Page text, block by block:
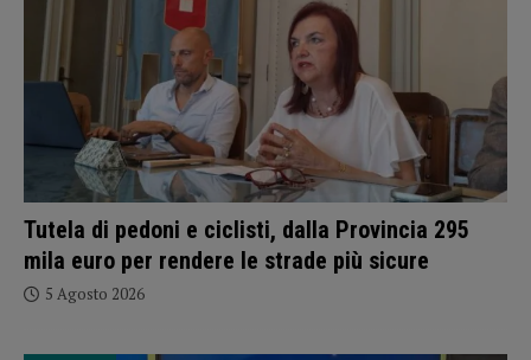
Tutela di pedoni e ciclisti, dalla Provincia 295
mila euro per rendere le strade più sicure
5 Agosto 2026